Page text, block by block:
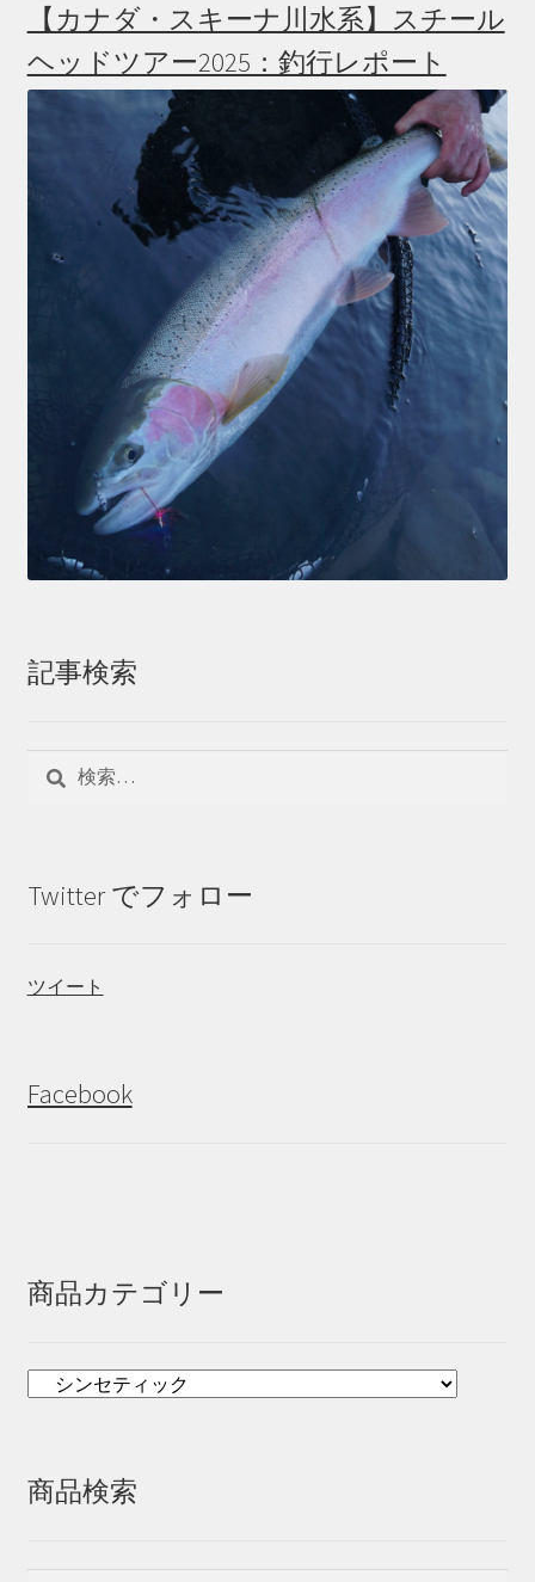
【カナダ・スキーナ川水系】スチール
ヘッドツアー2025：釣行レポート
記事検索
Twitter でフォロー
ツイート
Facebook
商品カテゴリー
商品検索